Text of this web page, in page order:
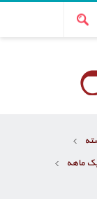
ماهه